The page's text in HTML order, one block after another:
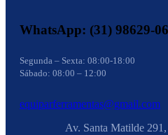
WhatsApp: (31) 98629-
Segunda – Sexta: 08:00-18:00
Sábado: 08:00 – 12:00
equiparferramentas@gmail.com
Av. Santa Matilde